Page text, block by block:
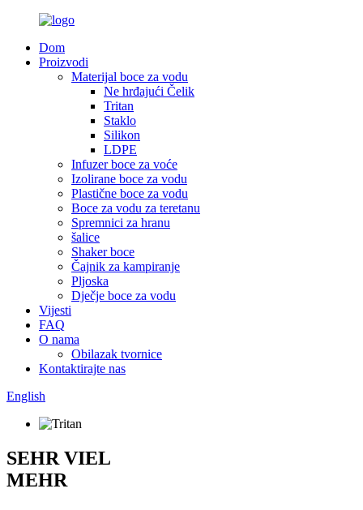
Dom
Proizvodi
Materijal boce za vodu
Ne hrđajući Čelik
Tritan
Staklo
Silikon
LDPE
Infuzer boce za voće
Izolirane boce za vodu
Plastične boce za vodu
Boce za vodu za teretanu
Spremnici za hranu
šalice
Shaker boce
Čajnik za kampiranje
Pljoska
Dječje boce za vodu
Vijesti
FAQ
O nama
Obilazak tvornice
Kontaktirajte nas
English
SEHR VIEL
MEHR